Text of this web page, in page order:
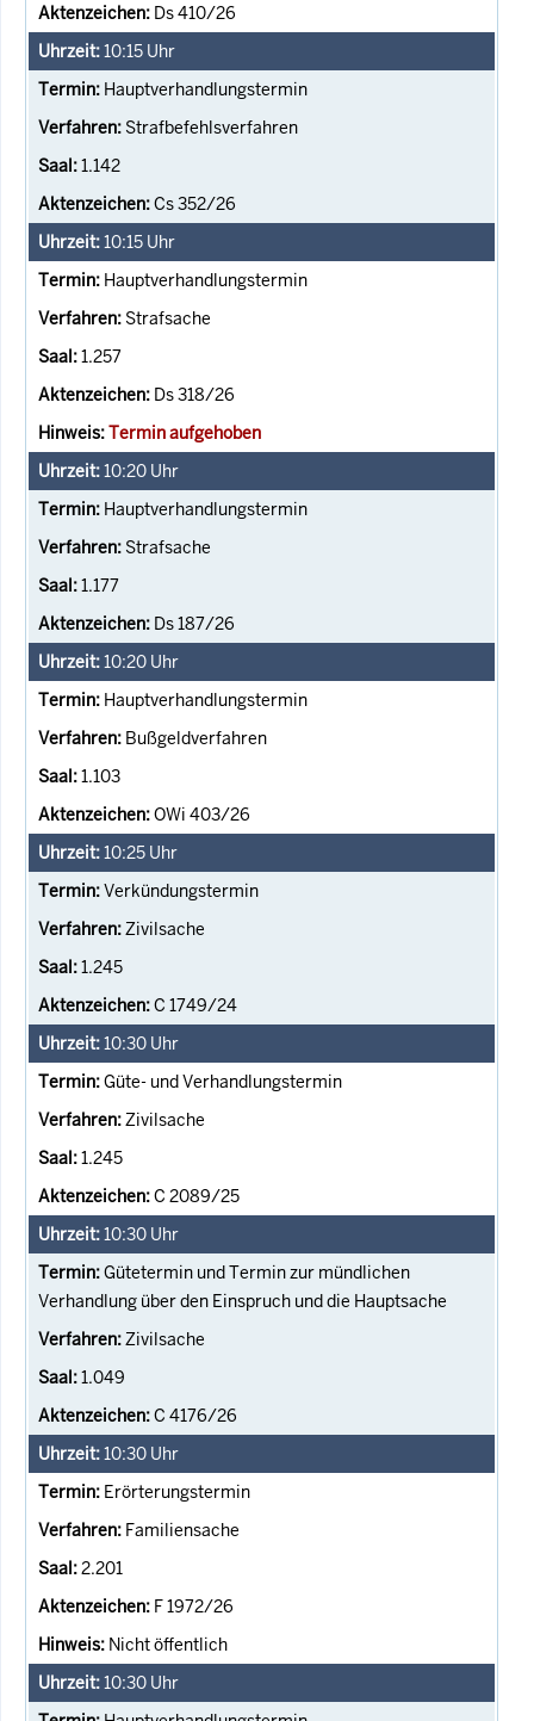
Ds 410/26
10:15 Uhr
Hauptverhandlungstermin
Strafbefehlsverfahren
1.142
Cs 352/26
10:15 Uhr
Hauptverhandlungstermin
Strafsache
1.257
Ds 318/26
Termin aufgehoben
10:20 Uhr
Hauptverhandlungstermin
Strafsache
1.177
Ds 187/26
10:20 Uhr
Hauptverhandlungstermin
Bußgeldverfahren
1.103
OWi 403/26
10:25 Uhr
Verkündungstermin
Zivilsache
1.245
C 1749/24
10:30 Uhr
Güte- und Verhandlungstermin
Zivilsache
1.245
C 2089/25
10:30 Uhr
Gütetermin und Termin zur mündlichen
Verhandlung über den Einspruch und die Hauptsache
Zivilsache
1.049
C 4176/26
10:30 Uhr
Erörterungstermin
Familiensache
2.201
F 1972/26
Nicht öffentlich
10:30 Uhr